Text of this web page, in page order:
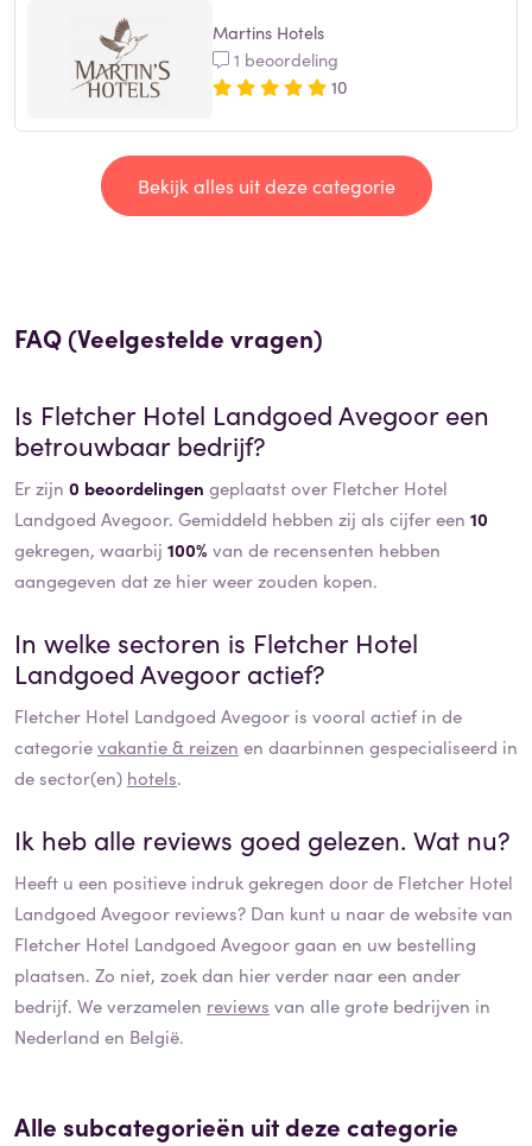
Martins Hotels
1 beoordeling
10
Bekijk alles uit deze categorie
FAQ (Veelgestelde vragen)
Is Fletcher Hotel Landgoed Avegooreen
betrouwbaar bedrijf?
Er zijn 0 beoordelingen geplaatst over Fletcher Hotel
Landgoed Avegoor. Gemiddeld hebben zij als cijfer een 10
gekregen, waarbij 100% van de recensenten hebben
aangegeven dat ze hier weer zouden kopen.
In welke sectoren is Fletcher Hotel
Landgoed Avegooractief?
Fletcher Hotel Landgoed Avegoor is vooral actief in de
categorievakantie & reizen en daarbinnen gespecialiseerd in
de sector(en) hotels.
Ik heb alle reviews goed gelezen. Wat nu?
Heeft u een positieve indruk gekregen door de Fletcher Hotel
Landgoed Avegoor reviews? Dan kunt u naar de website van
Fletcher Hotel Landgoed Avegoorgaan en uw bestelling
plaatsen. Zo niet, zoek dan hier verder naar een ander
bedrijf. We verzamelen reviews van alle grote bedrijven in
Nederland en België.
Alle subcategorieën uit deze categorie